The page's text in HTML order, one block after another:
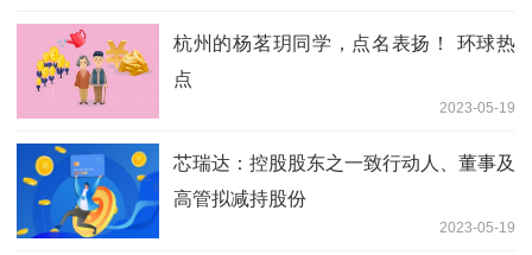
杭州的杨茗玥同学，点名表扬！ 环球热
点
2023-05-19
芯瑞达：控股股东之一致行动人、董事及
高管拟减持股份
2023-05-19